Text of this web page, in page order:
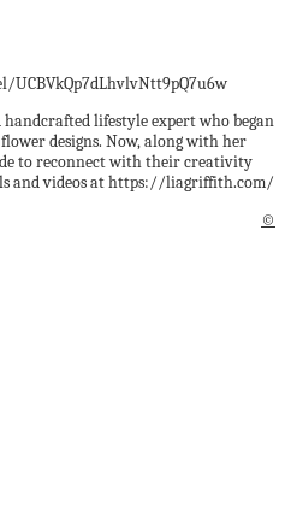
lifestyle expert who began
designs. Now, along with her
to reconnect with their creativity
and videos at https://liagriffith.com/
©